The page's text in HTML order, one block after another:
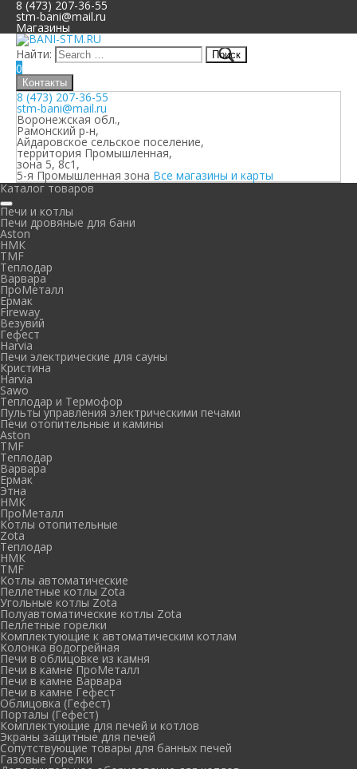
8 (473) 207-36-55
stm-bani@mail.ru
Магазины
Найти:
0
Контакты
8 (473) 207-36-55
stm-bani@mail.ru
Воронежская обл.,
Рамонский р-н,
Айдаровское сельское поселение,
территория Промышленная,
зона 5, 8с1,
5-я Промышленная зона Все магазины и карты
Каталог товаров
Печи и котлы
Печи дровяные для бани
Aston
НМК
TMF
Теплодар
Варвара
ПроМеталл
Ермак
Fireway
Везувий
Гефест
Harvia
Печи электрические для сауны
Кристина
Harvia
Sawo
Теплодар и Термофор
Пульты управления электрическими печами
Печи отопительные и камины
Aston
TMF
Теплодар
Варвара
Ермак
Этна
НМК
ПроМеталл
Котлы отопительные
Zota
Теплодар
НМК
TMF
Котлы автоматические
Пеллетные котлы Zota
Угольные котлы Zota
Полуавтоматические котлы Zota
Пеллетные горелки
Комплектующие к автоматическим котлам
Колонка водогрейная
Печи в облицовке из камня
Печи в камне ПроМеталл
Печи в камне Варвара
Печи в камне Гефест
Облицовка (Гефест)
Порталы (Гефест)
Комплектующие для печей и котлов
Экраны защитные для печей
Сопутствующие товары для банных печей
Газовые горелки